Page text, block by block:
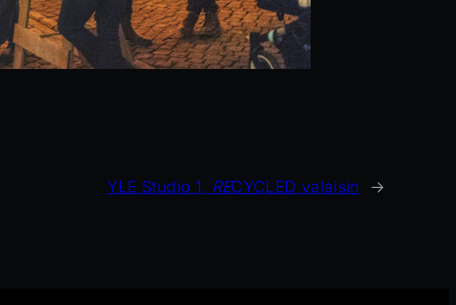
YLE Studio 1, RECYCLED valaisin →